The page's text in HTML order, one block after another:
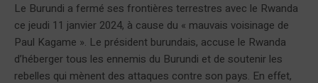
Le Burundi a fermé ses frontières terrestres avec le Rwanda
ce jeudi 11 janvier 2024, à cause du « mauvais voisinage de
Paul Kagame ». Le président burundais, accuse le Rwanda
d’héberger tous les ennemis du Burundi et de soutenir les
rebelles qui mènent des attaques contre son pays. En effet,